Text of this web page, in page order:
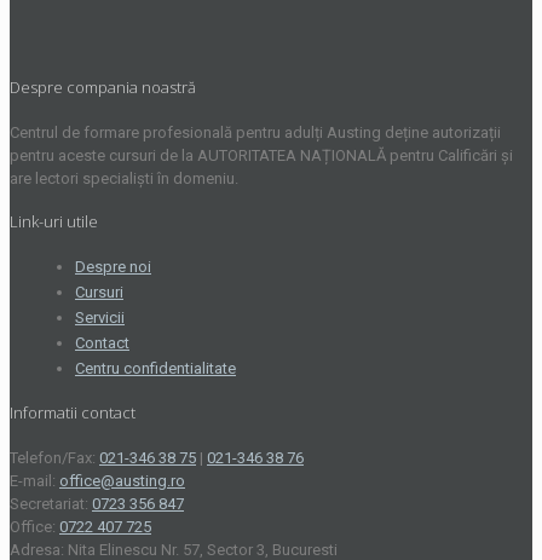
Despre compania noastră
Centrul de formare profesională pentru adulți Austing deține autorizații
pentru aceste cursuri de la AUTORITATEA NAȚIONALĂ pentru Calificări și
are lectori specialiști în domeniu.
Link-uri utile
Despre noi
Cursuri
Servicii
Contact
Centru confidentialitate
Informatii contact
Telefon/Fax: 021-346 38 75 | 021-346 38 76
E-mail: office@austing.ro
Secretariat: 0723 356 847
Office: 0722 407 725
Adresa: Nita Elinescu Nr. 57, Sector 3, Bucuresti